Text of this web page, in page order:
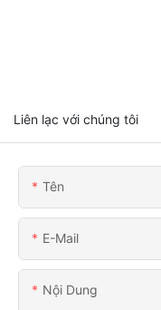
Liên lạc với chúng tôi
Tên
E-Mail
Nội Dung